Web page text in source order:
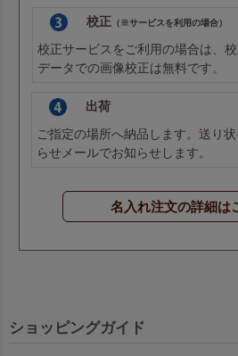
校正 （※サービスを利用の場合）
校正サービスをご利用の場合は、校
データでの画像校正は無料です。
出荷
ご指定の場所へ納品します。送り
らせメールでお知らせします。
名入れ注文の詳細は
ショッピングガイド